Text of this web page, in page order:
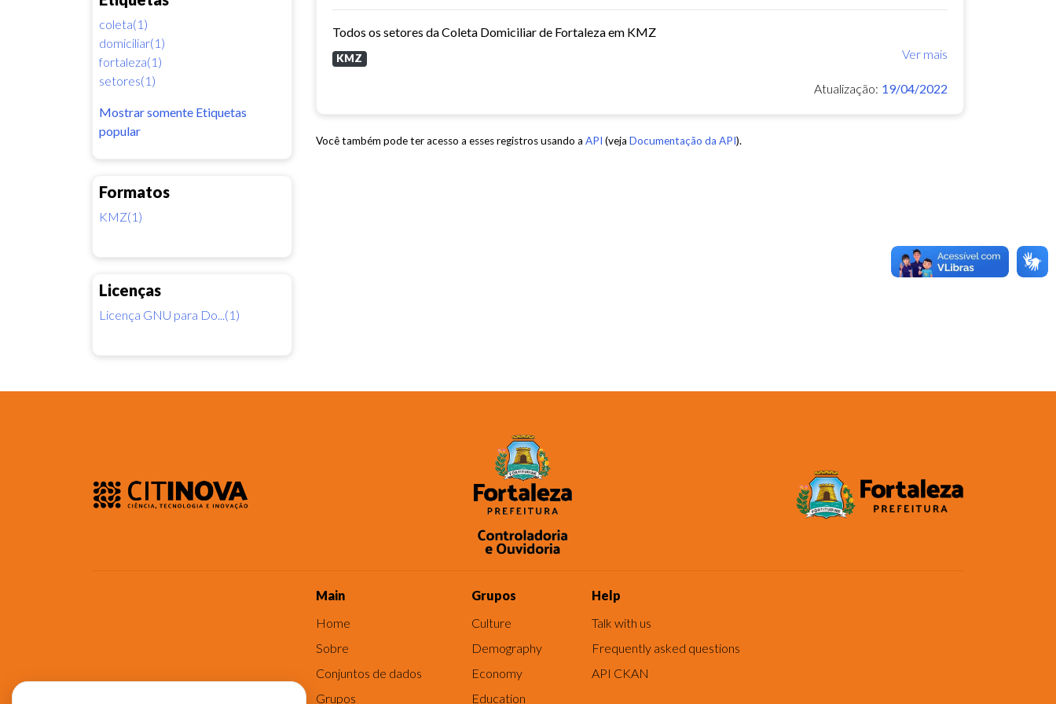
coleta(1)
domiciliar(1)
fortaleza(1)
setores(1)
Mostrar somente Etiquetas
popular
Formatos
KMZ(1)
Licenças
Licença GNU para Do...(1)
Todos os setores da Coleta Domiciliar de Fortaleza em KMZ
Ver mais
KMZ
Atualização: 19/04/2022
Você também pode ter acesso a esses registros usando a API (veja Documentação da API).
Main
Home
Sobre
Conjuntos de dados
Grupos
Grupos
Culture
Demography
Economy
Education
Help
Talk with us
Frequently asked questions
API CKAN